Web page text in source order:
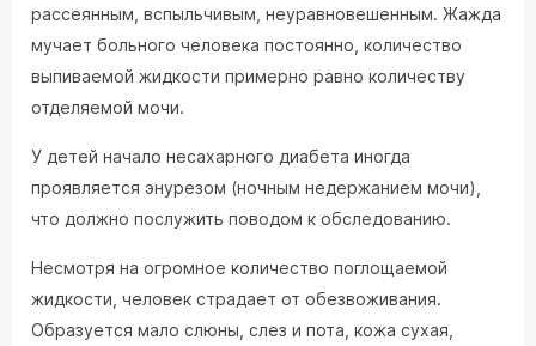
рассеянным, вспыльчивым, неуравновешенным. Жажда
мучает больного человека постоянно, количество
выпиваемой жидкости примерно равно количеству
отделяемой мочи.
У детей начало несахарного диабета иногда
проявляется энурезом (ночным недержанием мочи),
что должно послужить поводом к обследованию.
Несмотря на огромное количество поглощаемой
жидкости, человек страдает от обезвоживания.
Образуется мало слюны, слез и пота, кожа сухая,